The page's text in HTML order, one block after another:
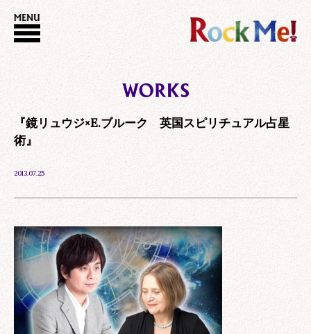
『鏡リュウジ×E.ブルーク 英国スピリチュアル占星
術』
2013.07.25